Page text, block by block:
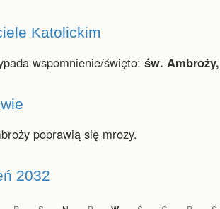
Katolickim
wspomnienie/święto: św.
poprawią się mrozy.
2032